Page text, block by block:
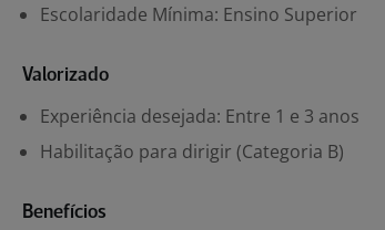
Escolaridade Mínima: Ensino Superior
Valorizado
Experiência desejada: Entre 1 e 3 anos
Habilitação para dirigir (Categoria B)
Benefícios